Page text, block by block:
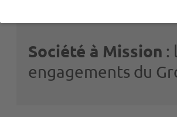
Société à Mission :
engagements du